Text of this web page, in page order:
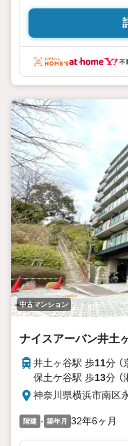
す。まずは最寄りの
【営業時間
します）】
「資料請求」「内覧」
【住宅ローン相談会】開
無理のない住宅ロー
概算も行っておりま
スをさせて頂きます
お客様第一主義をモ
んでいただけるよう
住宅情報館にお越し
お住まいの疑問、不
けます。
お客様の要望をお伺
せて頂きます。
お客様一人一人に合わ
ただきます。
お気軽にご相談くださ
中古マンション
ナイスアーバン井土
井土ヶ谷駅 歩11分 （
保土ケ谷駅 歩13分
神奈川県横浜市南区
階建 - 築年月 32年6ヶ月